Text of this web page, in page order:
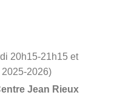
20h15-21h15 et
2026)
Jean Rieux